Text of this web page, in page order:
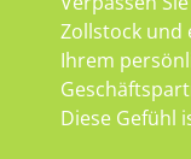
Zollstock
Ihrem
Diese Gefühl